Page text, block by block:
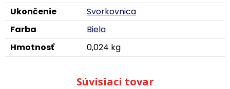
Ukončenie
Svorkovnica
Farba
Biela
Hmotnosť
0,024 kg
Súvisiaci tovar